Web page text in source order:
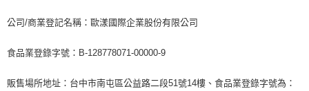
公司/商業登記名稱：歐漾國際企業股份有限公司
食品業登錄字號：B-128778071-00000-9
販售場所地址：台中市南屯區公益路二段51號14樓、食品業登錄字號為：